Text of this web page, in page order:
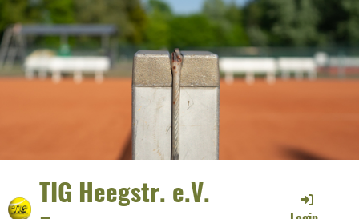
TIG Heegstr. e.V.